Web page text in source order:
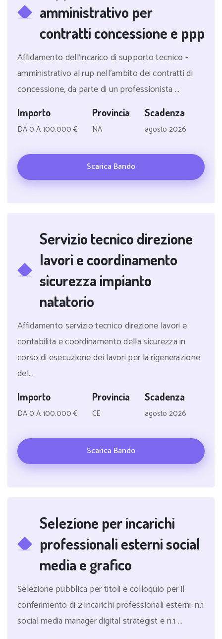
amministrativo per
contratti concessione e ppp
Affidamento dell'incarico di supporto tecnico -
amministrativo al rup nell'ambito dei contratti di
concessione, da parte di un professionista ...
Importo
DA 0 A 100.000 €
Provincia
NA
Scadenza
agosto 2026
Scarica Bando
Servizio tecnico direzione
lavori e coordinamento
sicurezza impianto
natatorio
Affidamento servizio tecnico direzione lavori e
contabilita e coordinamento della sicurezza in
corso di esecuzione dei lavori per la rigenerazione
del...
Importo
DA 0 A 100.000 €
Provincia
CE
Scadenza
agosto 2026
Scarica Bando
Selezione per incarichi
professionali esterni social
media e grafico
Selezione pubblica per titoli e colloquio per il
conferimento di 2 incarichi professionali esterni: n.1
social media manager digital strategist e n.1 ...